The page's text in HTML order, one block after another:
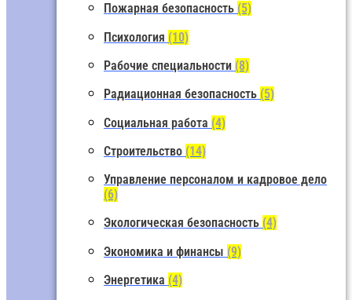
Пожарная безопасность (5)
Психология (10)
Рабочие специальности (8)
Радиационная безопасность (5)
Социальная работа (4)
Строительство (14)
Управление персоналом и кадровое дело
(6)
Экологическая безопасность (4)
Экономика и финансы (9)
Энергетика (4)